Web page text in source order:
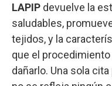
LAPIP devuelve la
saludables,
tejidos, y la
que el
dañarlo. Una sola